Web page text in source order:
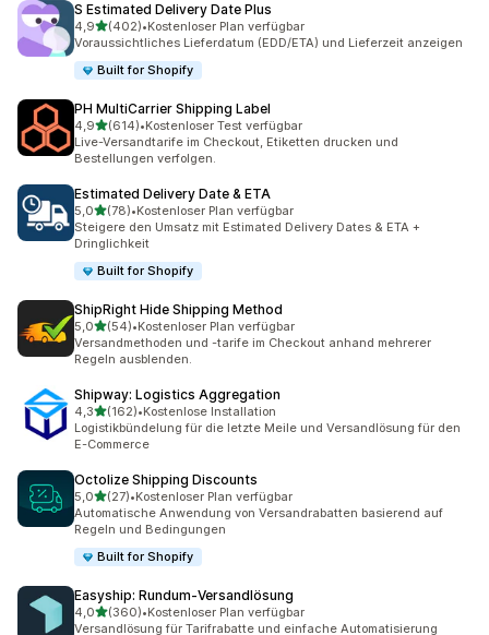
S Estimated Delivery Date Plus
4,9von 5 Sternen
(402)
402 Rezensionen insgesamt
•Kostenloser Plan verfügbar
Voraussichtliches Lieferdatum (EDD/ETA) und Lieferzeit anzeigen
Built for Shopify
PH MultiCarrier Shipping Label
4,9von 5 Sternen
(614)
614 Rezensionen insgesamt
•Kostenloser Test verfügbar
Live-Versandtarife im Checkout, Etiketten drucken und
Bestellungen verfolgen.
Estimated Delivery Date & ETA
5,0von 5 Sternen
(78)
78 Rezensionen insgesamt
•Kostenloser Plan verfügbar
Steigere den Umsatz mit Estimated Delivery Dates & ETA +
Dringlichkeit
Built for Shopify
ShipRight Hide Shipping Method
5,0von 5 Sternen
(54)
54 Rezensionen insgesamt
•Kostenloser Plan verfügbar
Versandmethoden und -tarife im Checkout anhand mehrerer
Regeln ausblenden.
Shipway: Logistics Aggregation
4,3von 5 Sternen
(162)
162 Rezensionen insgesamt
•Kostenlose Installation
Logistikbündelung für die letzte Meile und Versandlösung für den
E-Commerce
Octolize Shipping Discounts
5,0von 5 Sternen
(27)
27 Rezensionen insgesamt
•Kostenloser Plan verfügbar
Automatische Anwendung von Versandrabatten basierend auf
Regeln und Bedingungen
Built for Shopify
Easyship: Rundum‑Versandlösung
4,0von 5 Sternen
(360)
360 Rezensionen insgesamt
•Kostenloser Plan verfügbar
Versandlösung für Tarifrabatte und einfache Automatisierung